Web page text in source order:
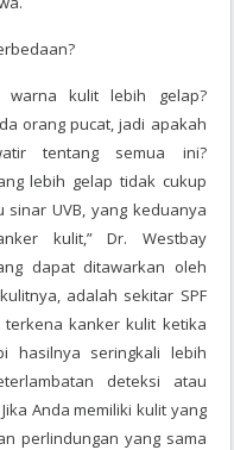
warna kulit lebih gelap?
orang pucat, jadi apakah
tentang semua ini?
lebih gelap tidak cukup
UVB, yang keduanya
kulit,” Dr. Westbay
dapat ditawarkan oleh
adalah sekitar SPF
terkena kanker kulit ketika
hasilnya seringkali lebih
deteksi atau
Anda memiliki kulit yang
perlindungan yang sama